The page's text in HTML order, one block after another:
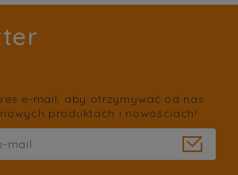
e-mail, aby otrzymywać od nas
produktach i nowościach!